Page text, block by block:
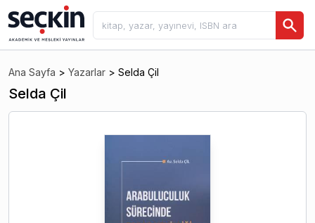
Ana Sayfa > Yazarlar > Selda Çil
Selda Çil